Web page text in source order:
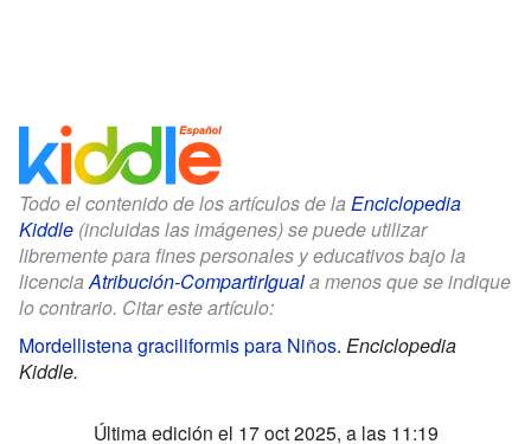
Todo el contenido de los artículos de la Enciclopedia
Kiddle (incluidas las imágenes) se puede utilizar
libremente para fines personales y educativos bajo la
licenciaAtribución-CompartirIguala menos que se indique
lo contrario. Citar este artículo:
Mordellistena graciliformis para Niños. Enciclopedia
Kiddle.
Última edición el 17 oct 2025, a las 11:19